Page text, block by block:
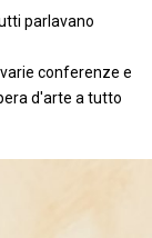
parlavano
conferenze e
d'arte a tutto